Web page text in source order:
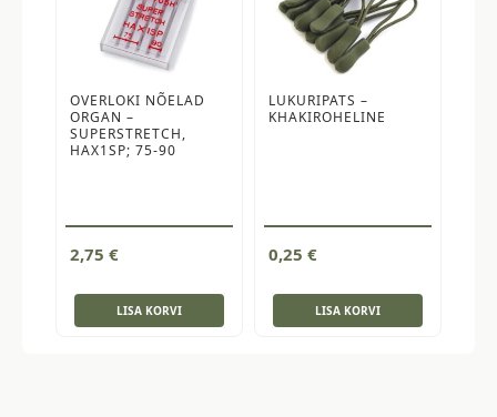
OVERLOKI NÕELAD
ORGAN –
SUPERSTRETCH,
HAX1SP; 75-90
2,75 €
LISA KORVI
LUKURIPATS –
KHAKIROHELINE
0,25 €
LISA KORVI